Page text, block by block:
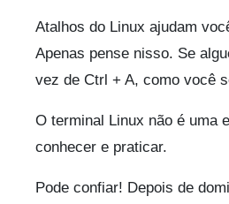
Atalhos do Linux ajudam
Apenas pense nisso. Se
vez de Ctrl + A, como você
O terminal Linux não é uma
conhecer e praticar.
Pode confiar! Depois de